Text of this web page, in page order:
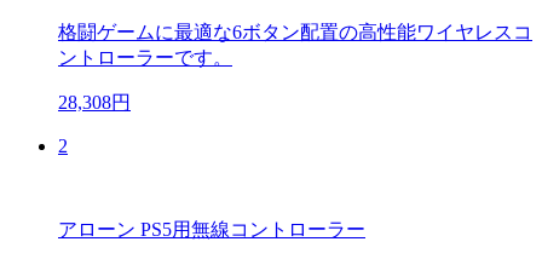
格闘ゲームに最適な6ボタン配置の高性能ワイヤレスコ
ントローラーです。
28,308円
2
アローン PS5用無線コントローラー